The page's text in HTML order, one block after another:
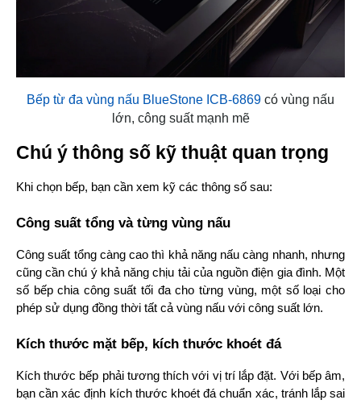
Bếp từ đa vùng nấu BlueStone ICB-6869 có vùng nấu
lớn, công suất mạnh mẽ
Chú ý thông số kỹ thuật quan trọng
Khi chọn bếp, bạn cần xem kỹ các thông số sau:
Công suất tổng và từng vùng nấu
Công suất tổng càng cao thì khả năng nấu càng nhanh, nhưng
cũng cần chú ý khả năng chịu tải của nguồn điện gia đình. Một
số bếp chia công suất tối đa cho từng vùng, một số loại cho
phép sử dụng đồng thời tất cả vùng nấu với công suất lớn.
Kích thước mặt bếp, kích thước khoét đá
Kích thước bếp phải tương thích với vị trí lắp đặt. Với bếp âm,
bạn cần xác định kích thước khoét đá chuẩn xác, tránh lắp sai